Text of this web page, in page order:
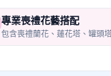
專業喪禮花藝搭配
包含喪禮蘭花、蓮花塔、罐頭